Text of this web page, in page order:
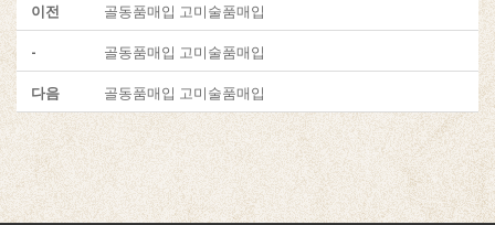
이전 골동품매입 고미술품매입
- 골동품매입 고미술품매입
다음 골동품매입 고미술품매입